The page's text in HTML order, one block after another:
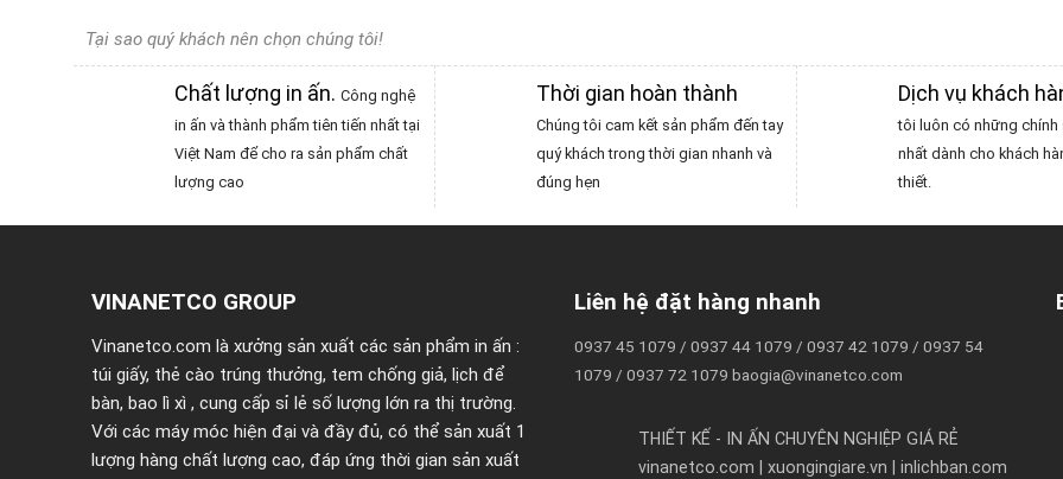
Tại sao quý khách nên chọn chúng tôi!
Chất lượng in ấn.Công nghệ
in ấn và thành phẩm tiên tiến nhất tại
Việt Nam để cho ra sản phẩm chất
lượng cao
Thời gian hoàn thành
Chúng tôi cam kết sản phẩm đến tay
quý khách trong thời gian nhanh và
đúng hẹn
Dịch vụ khách
tôi luôn có những chính
nhất dành cho khách
thiết.
VINANETCO GROUP
Vinanetco.com là xưởng sản xuất các sản phẩm in ấn :
túi giấy, thẻ cào trúng thưởng, tem chống giả, lịch để
bàn, bao lì xì , cung cấp sỉ lẻ số lượng lớn ra thị trường.
Với các máy móc hiện đại và đầy đủ, có thể sản xuất 1
lượng hàng chất lượng cao, đáp ứng thời gian sản xuất
Liên hệ đặt hàng nhanh
0937 45 1079 / 0937 44 1079 / 0937 42 1079 / 0937 54
1079 / 0937 72 1079 baogia@vinanetco.com
THIẾT KẾ - IN ẤN CHUYÊN NGHIỆP GIÁ RẺ
vinanetco.com | xuongingiare.vn | inlichban.com